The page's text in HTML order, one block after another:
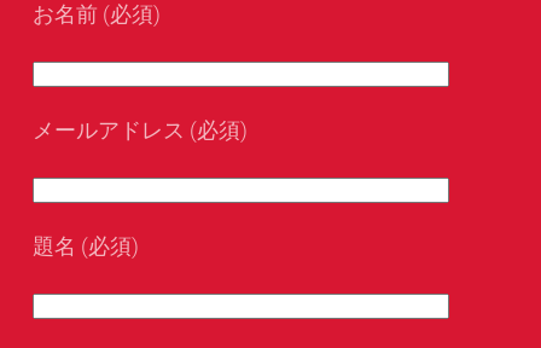
お名前 (必須)
メールアドレス (必須)
題名 (必須)